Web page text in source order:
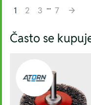
1
2 3 ... 7
Často se